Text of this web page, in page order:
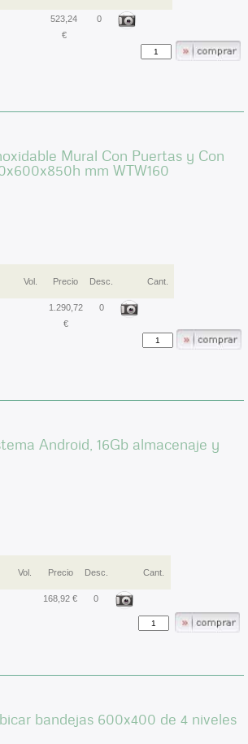
523,24
€
0
Mural Con Puertas y Con
mm WTW160
Vol. Precio Desc. Cant.
1.290,72
€
0
Android, 16Gb almacenaje y
Vol. Precio Desc. Cant.
168,92 € 0
bandejas 600x400 de 4 niveles